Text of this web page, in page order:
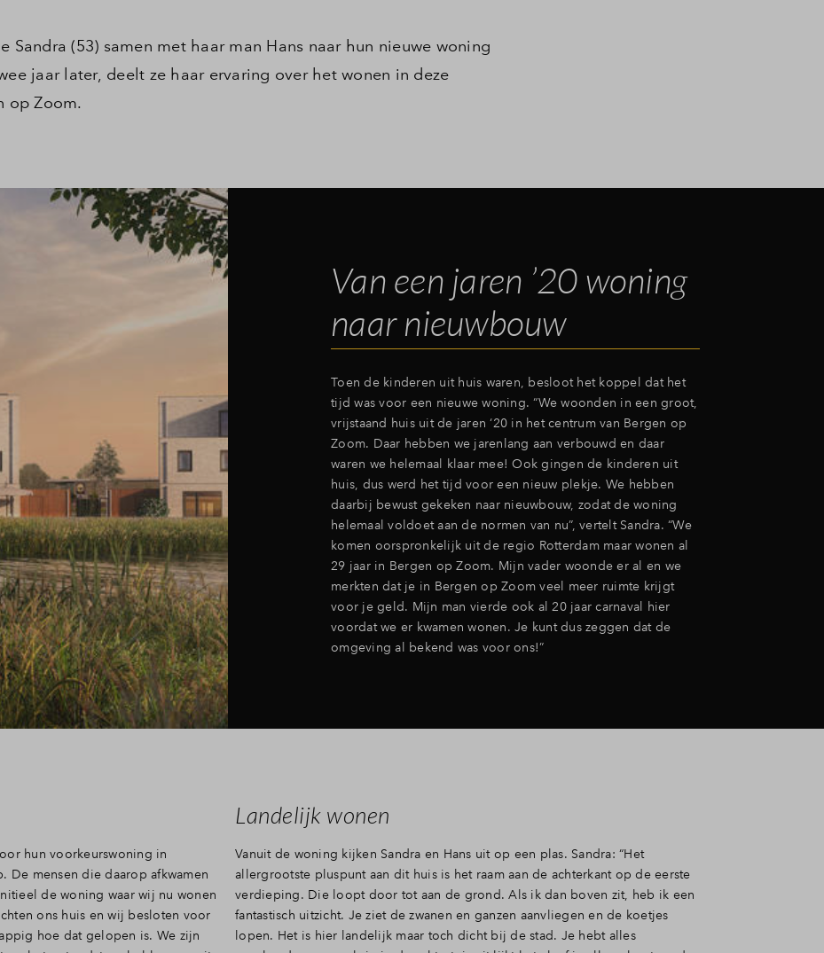
Sandra (53) samen met haar man Hans naar hun nieuwe woning
jaar later, deelt ze haar ervaring over het wonen in deze
op Zoom.
Van een jaren ’20 woning
naar nieuwbouw
Toen de kinderen uit huis waren, besloot het koppel dat het
tijd was voor een nieuwe woning. “We woonden in een groot,
vrijstaand huis uit de jaren ‘20 in het centrum van Bergen op
Zoom. Daar hebben we jarenlang aan verbouwd en daar
waren we helemaal klaar mee! Ook gingen de kinderen uit
huis, dus werd het tijd voor een nieuw plekje. We hebben
daarbij bewust gekeken naar nieuwbouw, zodat de woning
helemaal voldoet aan de normen van nu”, vertelt Sandra. “We
komen oorspronkelijk uit de regio Rotterdam maar wonen al
29 jaar in Bergen op Zoom. Mijn vader woonde er al en we
merkten dat je in Bergen op Zoom veel meer ruimte krijgt
voor je geld. Mijn man vierde ook al 20 jaar carnaval hier
voordat we er kwamen wonen. Je kunt dus zeggen dat de
omgeving al bekend was voor ons!”
hun voorkeurswoning in
De mensen die daarop afkwamen
de woning waar wij nu wonen
ons huis en wij besloten voor
hoe dat gelopen is. We zijn
Landelijk wonen
Vanuit de woning kijken Sandra en Hans uit op een plas. Sandra: “Het
allergrootste pluspunt aan dit huis is het raam aan de achterkant op de eerste
verdieping. Die loopt door tot aan de grond. Als ik dan boven zit, heb ik een
fantastisch uitzicht. Je ziet de zwanen en ganzen aanvliegen en de koetjes
lopen. Het is hier landelijk maar toch dicht bij de stad. Je hebt alles